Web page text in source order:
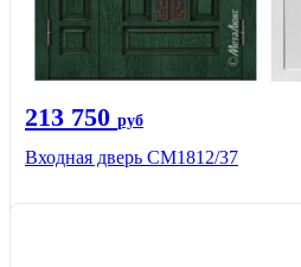
213 750 руб
Входная дверь СМ1812/37